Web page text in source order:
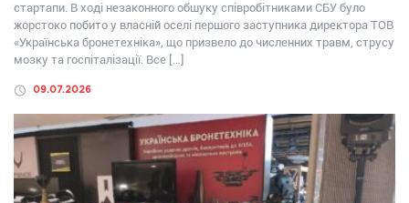
стартапи. В ході незаконного обшуку співробітниками СБУ було
жорстоко побито у власній оселі першого заступника директора ТОВ
«Українська бронетехніка», що призвело до численних травм, струсу
мозку та госпіталізації. Все […]
09.07.2026